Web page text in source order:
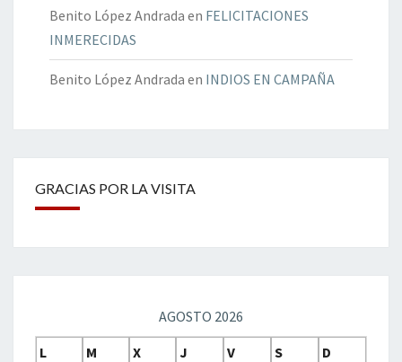
Benito López Andrada en FELICITACIONES
INMERECIDAS
Benito López Andrada en INDIOS EN CAMPAÑA
GRACIAS POR LA VISITA
AGOSTO 2026
L
M X J V S
D